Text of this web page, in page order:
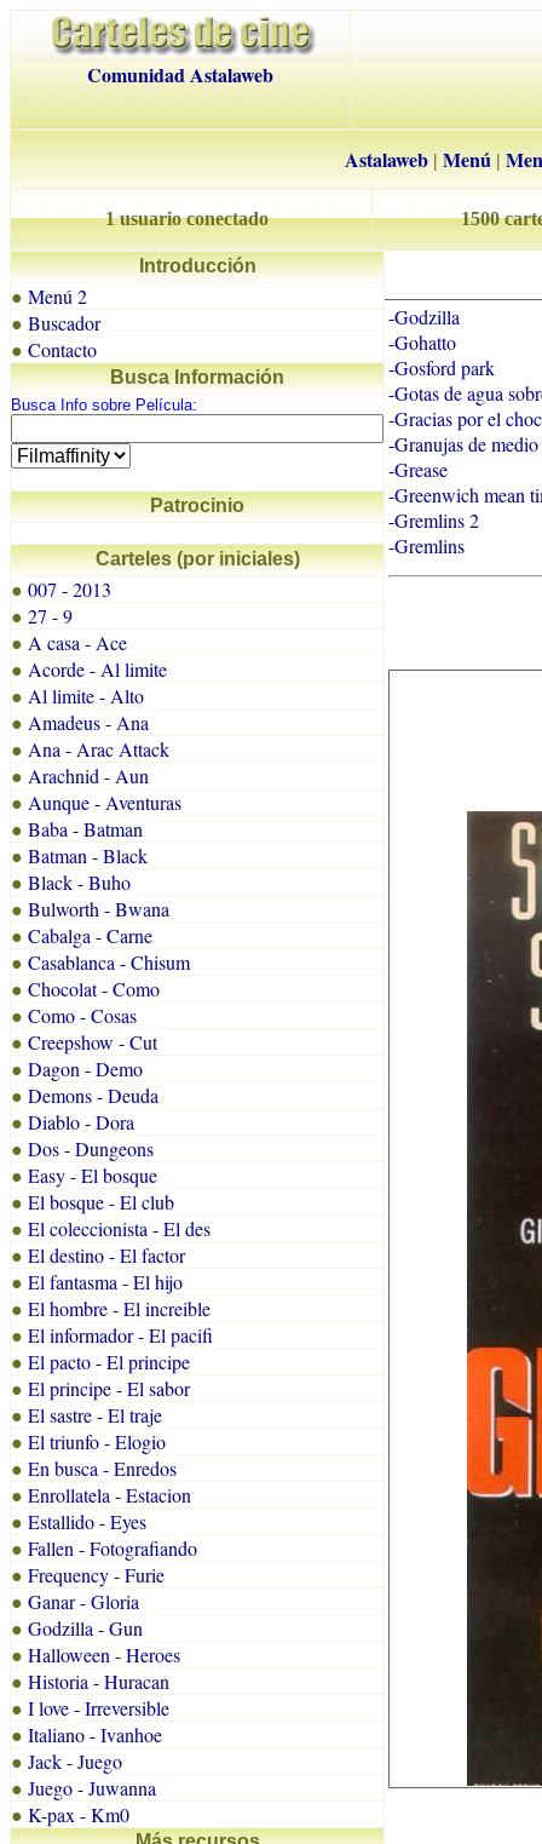
Comunidad Astalaweb
Astalaweb| Menú|
1 usuario conectado 1500
Introducción
● Menú 2
● Buscador
● Contacto
Busca Información
Busca Info sobre Película:
Patrocinio
Carteles (por iniciales)
● 007 - 2013
● 27 - 9
● A casa - Ace
● Acorde - Al limite
● Al limite - Alto
● Amadeus - Ana
● Ana - Arac Attack
● Arachnid - Aun
● Aunque - Aventuras
● Baba - Batman
● Batman - Black
● Black - Buho
● Bulworth - Bwana
● Cabalga - Carne
● Casablanca - Chisum
● Chocolat - Como
● Como - Cosas
● Creepshow - Cut
● Dagon - Demo
● Demons - Deuda
● Diablo - Dora
● Dos - Dungeons
● Easy - El bosque
● El bosque - El club
● El coleccionista - El des
● El destino - El factor
● El fantasma - El hijo
● El hombre - El increible
● El informador - El pacifi
● El pacto - El principe
● El principe - El sabor
● El sastre - El traje
● El triunfo - Elogio
● En busca - Enredos
● Enrollatela - Estacion
● Estallido - Eyes
● Fallen - Fotografiando
● Frequency - Furie
● Ganar - Gloria
● Godzilla - Gun
● Halloween - Heroes
● Historia - Huracan
● I love - Irreversible
● Italiano - Ivanhoe
● Jack - Juego
● Juego - Juwanna
● K-pax - Km0
-Godzilla
-Gohatto
-Gosford park
-Gotas de agua
-Gracias por el
-Granujas de
-Grease
-Greenwich mean
-Gremlins 2
-Gremlins